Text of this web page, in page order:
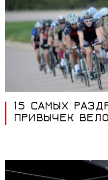
15 САМЫХ
ПРИВЫЧЕК